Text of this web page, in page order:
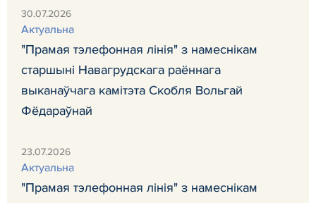
30.07.2026
Актуальна
"Прамая тэлефонная лінія" з намеснікам
старшыні Навагрудскага раённага
выканаўчага камітэта Скобля Вольгай
Фёдараўнай
23.07.2026
Актуальна
"Прамая тэлефонная лінія" з намеснікам